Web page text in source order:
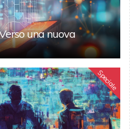
una nuova
Speciale